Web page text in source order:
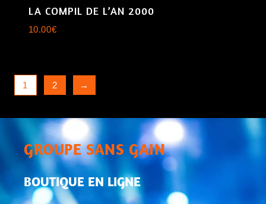
LA COMPIL DE L’AN 2000
10.00€
1 2 →
GROUPE SANS GAIN
BOUTIQUE EN LIGNE